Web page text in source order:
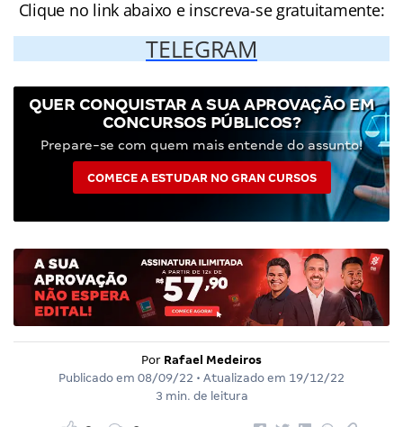
Clique no link abaixo e inscreva-se gratuitamente:
TELEGRAM
QUER CONQUISTAR A SUA APROVAÇÃO EM
CONCURSOS PÚBLICOS?
Prepare-se com quem mais entende do assunto!
COMECE A ESTUDAR NO GRAN CURSOS
Por Rafael Medeiros
Publicado em 08/09/22 • Atualizado em 19/12/22
3 min. de leitura